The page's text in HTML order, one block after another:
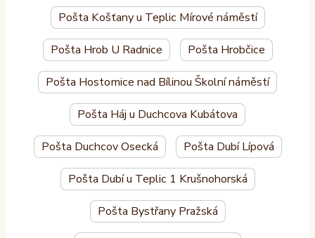
Pošta Košťany u Teplic Mírové náměstí
Pošta Hrob U Radnice Pošta Hrobčice
Pošta Hostomice nad Bílinou Školní náměstí
Pošta Háj u Duchcova Kubátova
Pošta Duchcov Osecká Pošta Dubí Lípová
Pošta Dubí u Teplic 1 Krušnohorská
Pošta Bystřany Pražská